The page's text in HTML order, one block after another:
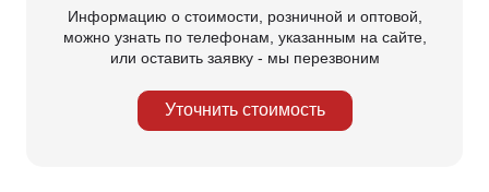
Информацию о стоимости, розничной и оптовой,
можно узнать по телефонам, указанным на сайте,
или оставить заявку - мы перезвоним
Уточнить стоимость